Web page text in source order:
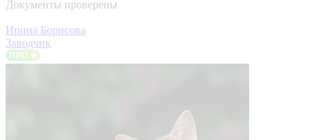
Документы проверены
Ирина Борисова
Заводчик